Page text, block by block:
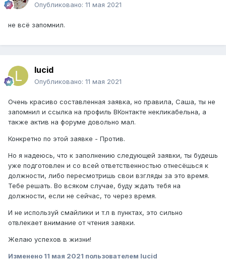
Опубликовано: 11 мая 2021
не всё запомнил.
lucid
Опубликовано: 11 мая 2021
Очень красиво составленная заявка, но правила, Саша, ты не
запомнил и ссылка на профиль ВКонтакте некликабельна, а
также актив на форуме довольно мал.
Конкретно по этой заявке - Против.
Но я надеюсь, что к заполнению следующей заявки, ты будешь
уже подготовлен и со всей ответственностью отнесёшься к
должности, либо пересмотришь свои взгляды за это время.
Тебе решать. Во всяком случае, буду ждать тебя на
должности, если не сейчас, то через время.
И не используй смайлики и т.п в пунктах, это сильно
отвлекает внимание от чтения заявки.
Желаю успехов в жизни!
Изменено 11 мая 2021 пользователем lucid